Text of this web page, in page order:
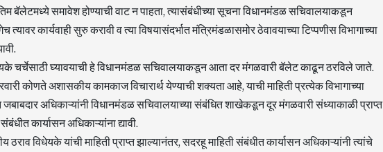
बॅलेटमध्ये समावेश होण्याची वाट न पाहता, त्यासंबंधीच्या सूचना विधानमंडळ सचिवालयाकडून
त्यावर कार्यवाही सुरु करावी व त्या विषयासंदर्भात मंत्रिमंडळासमोर ठेवावयाच्या टिप्पणीस विभागाच्या
चर्चेसाठी घ्यावयाची हे विधानमंडळ सचिवालयाकडून आता दर मंगळवारी बॅलेट काढून ठरविले जाते.
कोणते अशासकीय कामकाज विचारार्थ येण्याची शक्यता आहे, याची माहिती प्रत्येक विभागाच्या
अधिकाऱ्यांनी विधानमंडळ सचिवालयाच्या संबंधित शाखेकडून दूर मंगळवारी संध्याकाळी प्राप्त
कार्यासन अधिकाऱ्यांना द्यावी.
विधेयके यांची माहिती प्राप्त झाल्यानंतर, सदरहू माहिती संबंधीत कार्यासन अधिकाऱ्यांनी त्यांचे